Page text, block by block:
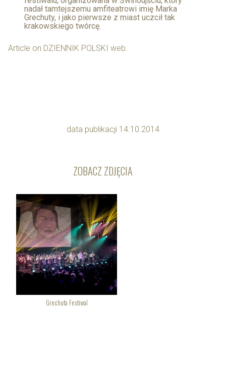
nadał tamtejszemu amfiteatrowi imię Marka
Grechuty, i jako pierwsze z miast uczcił tak
krakowskiego twórcę.
Article on DZIENNIK POLSKI web.
data publikacji 14.10.2014
ZOBACZ ZDJĘCIA
Grechuta Festiwal